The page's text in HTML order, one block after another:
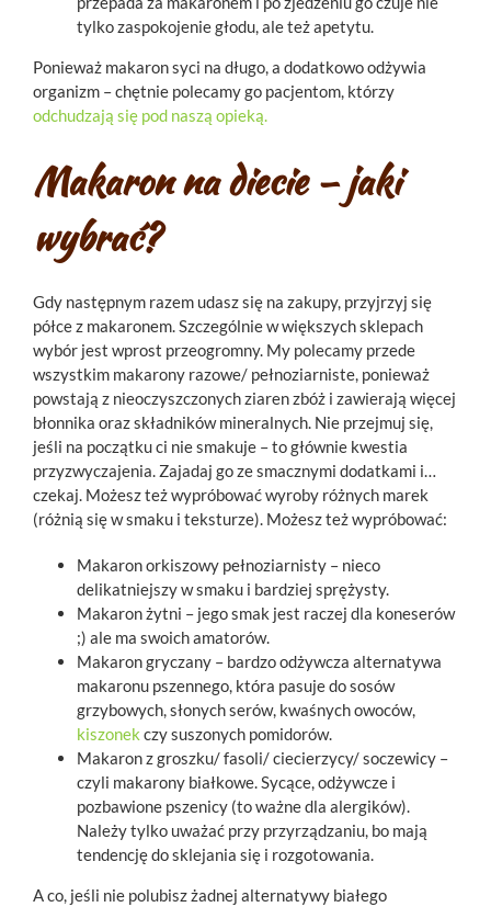
tylko zaspokojenie głodu, ale też apetytu.
Ponieważ makaron syci na długo, a dodatkowo odżywia
organizm – chętnie polecamy go pacjentom, którzy
odchudzają się pod naszą opieką.
Makaron na diecie – jaki
wybrać?
Gdy następnym razem udasz się na zakupy, przyjrzyj się
półce z makaronem. Szczególnie w większych sklepach
wybór jest wprost przeogromny. My polecamy przede
wszystkim makarony razowe/ pełnoziarniste, ponieważ
powstają z nieoczyszczonych ziaren zbóż i zawierają więcej
błonnika oraz składników mineralnych. Nie przejmuj się,
jeśli na początku ci nie smakuje – to głównie kwestia
przyzwyczajenia. Zajadaj go ze smacznymi dodatkami i…
czekaj. Możesz też wypróbować wyroby różnych marek
(różnią się w smaku i teksturze). Możesz też wypróbować:
Makaron orkiszowy pełnoziarnisty – nieco
delikatniejszy w smaku i bardziej sprężysty.
Makaron żytni – jego smak jest raczej dla koneserów
;) ale ma swoich amatorów.
Makaron gryczany – bardzo odżywcza alternatywa
makaronu pszennego, która pasuje do sosów
grzybowych, słonych serów, kwaśnych owoców,
kiszonek czy suszonych pomidorów.
Makaron z groszku/ fasoli/ ciecierzycy/ soczewicy –
czyli makarony białkowe. Sycące, odżywcze i
pozbawione pszenicy (to ważne dla alergików).
Należy tylko uważać przy przyrządzaniu, bo mają
tendencję do sklejania się i rozgotowania.
A co, jeśli nie polubisz żadnej alternatywy białego